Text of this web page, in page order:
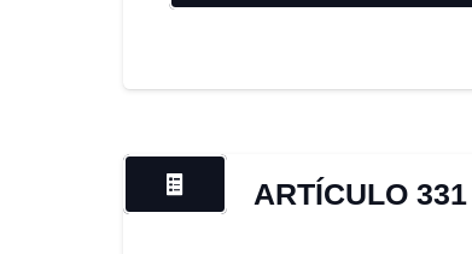
ARTÍCULO 331